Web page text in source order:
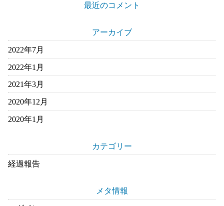
最近のコメント
アーカイブ
2022年7月
2022年1月
2021年3月
2020年12月
2020年1月
カテゴリー
経過報告
メタ情報